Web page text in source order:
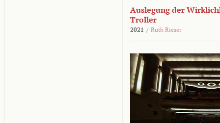
Auslegung der
Troller
2021 / Ruth Rieser